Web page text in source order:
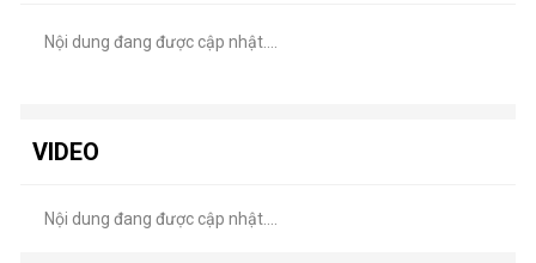
Nội dung đang được cập nhật....
VIDEO
Nội dung đang được cập nhật....